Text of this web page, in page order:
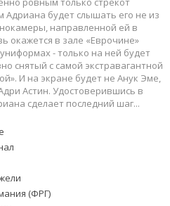
Адриана будет слышать его не из
направленной ей в
окажется в зале «Еврочине»
- только на ней будет
снятый с самой экстравагантной
И на экране будет не Анук Эме,
Астин. Удостоверившись в
сделает последний шаг...
(ФРГ)